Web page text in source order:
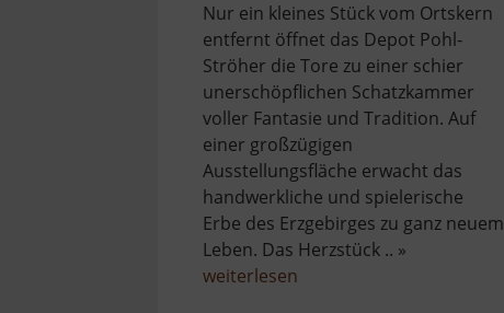
Nur ein kleines Stück vom Ortskern
entfernt öffnet das Depot Pohl-
Ströher die Tore zu einer schier
unerschöpflichen Schatzkammer
voller Fantasie und Tradition. Auf
einer großzügigen
Ausstellungsfläche erwacht das
handwerkliche und spielerische
Erbe des Erzgebirges zu ganz neuem
Leben. Das Herzstück .. »
weiterlesen